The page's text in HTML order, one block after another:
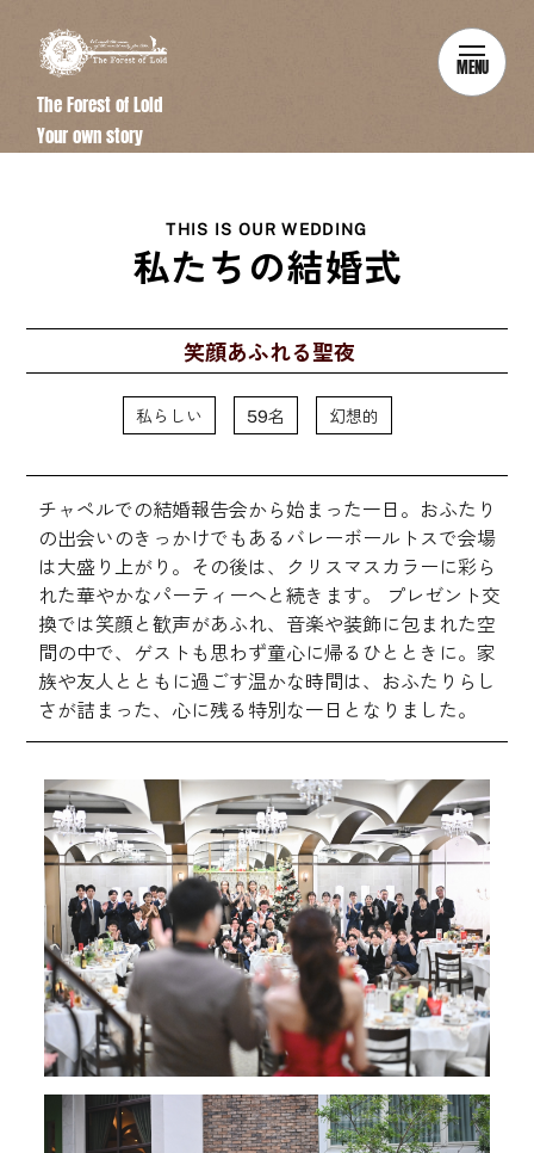
The Forest of Lold
Your own story
MENU
THIS IS OUR WEDDING
私たちの結婚式
笑顔あふれる聖夜
私らしい 59名 幻想的
チャペルでの結婚報告会から始まった一日。おふたり
の出会いのきっかけでもあるバレーボールトスで会場
は大盛り上がり。その後は、クリスマスカラーに彩ら
れた華やかなパーティーへと続きます。 プレゼント交
換では笑顔と歓声があふれ、音楽や装飾に包まれた空
間の中で、ゲストも思わず童心に帰るひとときに。家
族や友人とともに過ごす温かな時間は、おふたりらし
さが詰まった、心に残る特別な一日となりました。